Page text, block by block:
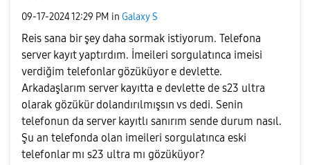
‎09-17-202412:29 PM in Galaxy S
Reis sana bir şey daha sormak istiyorum. Telefona
server kayıt yaptırdım. İmeileri sorgulatınca imeisi
verdiğim telefonlar gözüküyor e devlette.
Arkadaşlarım server kayıtta e devlette de s23 ultra
olarak gözükür dolandırılmışsın vs dedi. Senin
telefonun da server kayıtlı sanırım sende durum nasıl.
Şu an telefonda olan imeileri sorgulatınca eski
telefonlar mı s23 ultra mı gözüküyor?